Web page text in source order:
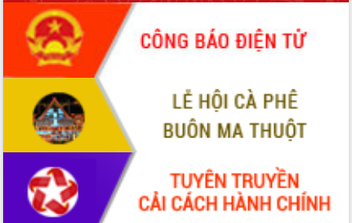
Đắk Lắk nỗ lực thúc đẩy tăng trưởng
kinh tế từ 10% trở lên trong Quý
II/2026
Đắk Lắk ký kết thỏa thuận hợp tác về
chuyển đổi số giai đoạn 2026 – 2030
với Tập đoàn Bưu chính Viễn thông
Việt Nam
Thứ trưởng Bộ Y tế làm việc với tỉnh
Đắk Lắk về phát triển nhân lực y tế
Du lịch Đắk Lắk nâng tầm trải nghiệm
du khách thông qua Hệ thống cơ sở dữ
liệu và Bản đồ số